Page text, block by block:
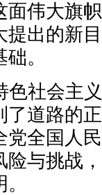
面伟大旗
出的新
。
社会主
道路的
全国人
险与挑战